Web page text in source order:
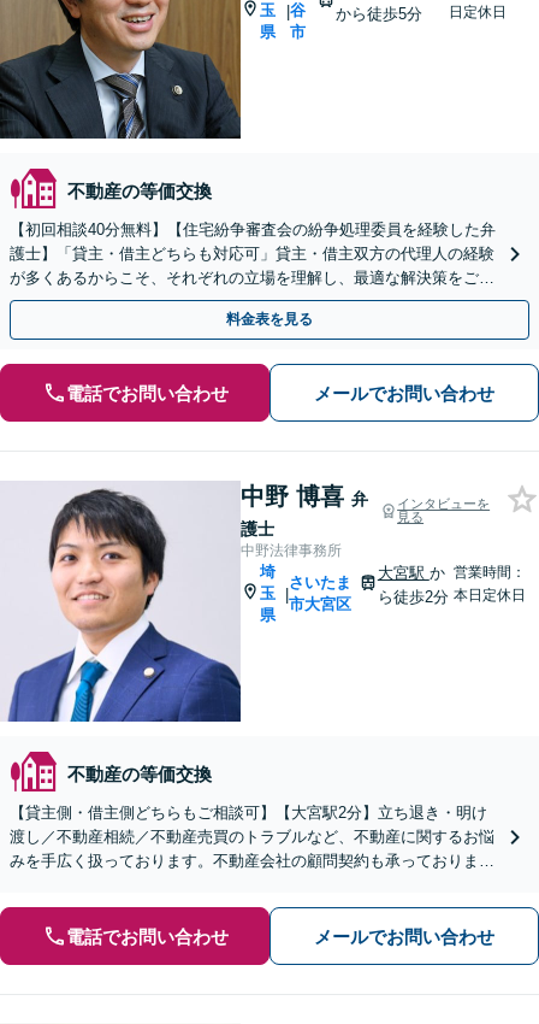
玉
県
|谷
市
から徒歩5分
日定休日
不動産の等価交換
【初回相談40分無料】【住宅紛争審査会の紛争処理委員を経験した弁
護士】「貸主・借主どちらも対応可」貸主・借主双方の代理人の経験
が多くあるからこそ、それぞれの立場を理解し、最適な解決策をご提
案「明確な料金体系」問題解決に全力で取り組みます
料金表を見る
電話でお問い合わせ メールでお問い合わせ
中野 博喜 弁
護士
インタビューを
見る
中野法律事務所
埼
玉
県
|
さいたま
市大宮区
大宮駅 か
ら徒歩2分
営業時間：
本日定休日
不動産の等価交換
【貸主側・借主側どちらもご相談可】【大宮駅2分】立ち退き・明け
渡し／不動産相続／不動産売買のトラブルなど、不動産に関するお悩
みを手広く扱っております。不動産会社の顧問契約も承っておりま
電話でお問い合わせ メールでお問い合わせ